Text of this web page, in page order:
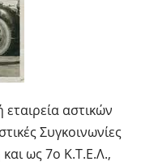
αστικών
Συγκοινωνίες
ως 7ο Κ.Τ.Ε.Λ.,